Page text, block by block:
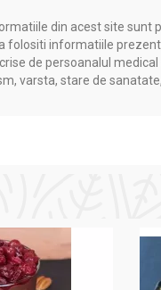
din acest site sunt
informatiile
de persoanalul
varsta, stare de